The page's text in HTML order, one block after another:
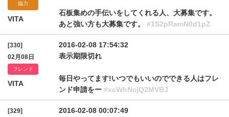
協力
VITA
石板集めの手伝いをしてくれる人、大募集です。
あと強い方も大募集です。 #1S2pRamN0d1pZ
[330]
02月08日
フレンド
VITA
2016-02-08 17:54:32
表示期限切れ
毎日やってます!いつでもいいのでできる人はフレ
ンド申請をー #xcWhNcjQ2MVBJ
[329]
2016-02-08 00:07:49